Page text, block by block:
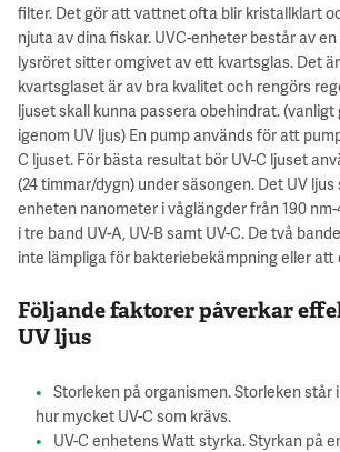
filter. Det gör att vattnet ofta blir kristallklart
njuta av dina fiskar. UVC-enheter består av
lysröret sitter omgivet av ett kvartsglas. Det
kvartsglaset är av bra kvalitet och rengörs
ljuset skall kunna passera obehindrat. (vanligt
igenom UV ljus) En pump används för att
C ljuset. För bästa resultat bör UV-C ljuset
(24 timmar/dygn) under säsongen. Det UV
enheten nanometer i våglängder från 190
i tre band UV-A, UV-B samt UV-C. De två
inte lämpliga för bakteriebekämpning eller att
Följande faktorer påverkar
UV ljus
Storleken på organismen. Storleken står
hur mycket UV-C som krävs.
UV-C enhetens Watt styrka. Styrkan på